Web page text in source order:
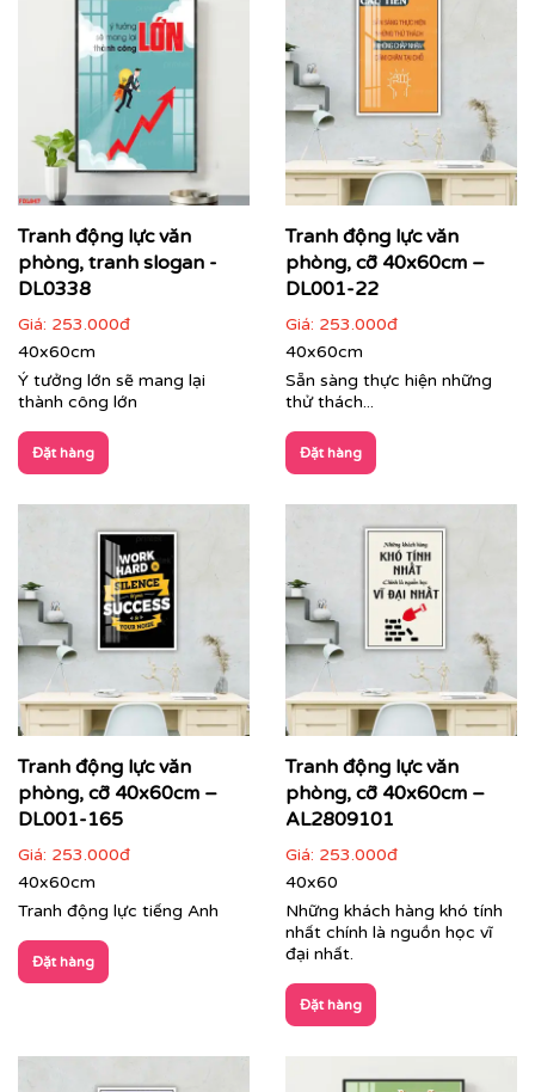
Chuyển hóa những bức ảnh, thiết kế riêng biệt
hoặc bất kỳ thông điệp nào bạn mong muốn
thành tác phẩm nghệ thuật treo tường cao cấp.
Đa dạng chất liệu, kích thước và kiểu dáng khung,
phù hợp với mọi không gian từ phòng họp, khu
vực lễ tân đến không gian làm việc chung (co-
working space).
Tranh dự án trang trí văn phòng tập đoàn Zamil
Tranh văn phòng in theo mẫu và kích thước riêng của
khách hàng
Quý khách có nhu cầu:
đẹp theo chủ đề
theo nhiều kích thước
Tranh động lực văn
phòng, tranh slogan -
DL0338
Giá: 253.000đ
40x60cm
Ý tưởng lớn sẽ mang lại
thành công lớn
Đặt hàng
Tranh động lực văn
phòng, cỡ 40x60cm –
DL001-22
Giá: 253.000đ
40x60cm
Sẵn sàng thực hiện những
thử thách...
Đặt hàng
Tranh động lực văn
phòng, cỡ 40x60cm –
DL001-165
Giá: 253.000đ
40x60cm
Tranh động lực tiếng Anh
Đặt hàng
Tranh động lực văn
phòng, cỡ 40x60cm –
AL2809101
Giá: 253.000đ
40x60
Những khách hàng khó tính
nhất chính là nguồn học vĩ
đại nhất.
Đặt hàng